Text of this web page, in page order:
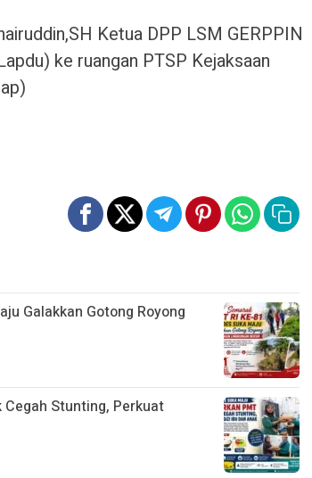
Ketua DPP LSM GERPPIN
ke ruangan PTSP Kejaksaan
Galakkan Gotong Royong
Stunting, Perkuat